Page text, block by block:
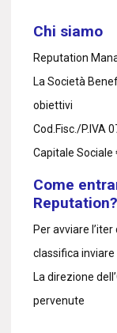
Chi siamo
Reputation
La Società
obiettivi
Cod.Fisc./P.IVA
Capitale Sociale
Come
Reputation?
Per avviare
classifica
La direzione
pervenute